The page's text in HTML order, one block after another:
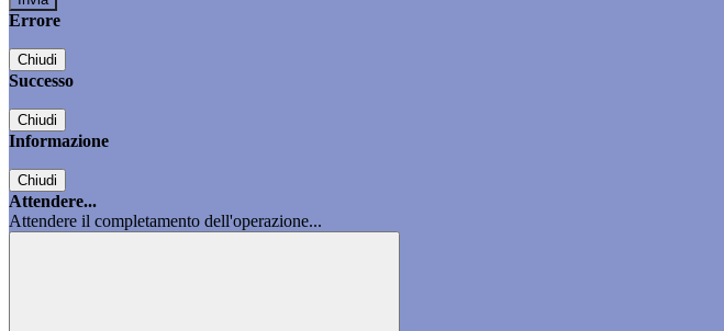
Errore
Chiudi
Successo
Chiudi
Informazione
Chiudi
Attendere...
Attendere il completamento dell'operazione...